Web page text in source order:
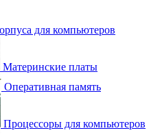
для компьютеров
Материнские платы
Оперативная память
Процессоры для компьютеров